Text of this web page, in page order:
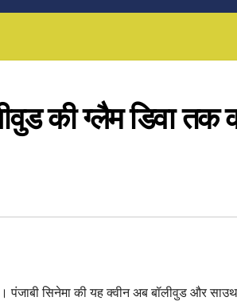
की ग्लैम डिवा तक
सिनेमा की यह क्वीन अब बॉलीवुड और साउथ